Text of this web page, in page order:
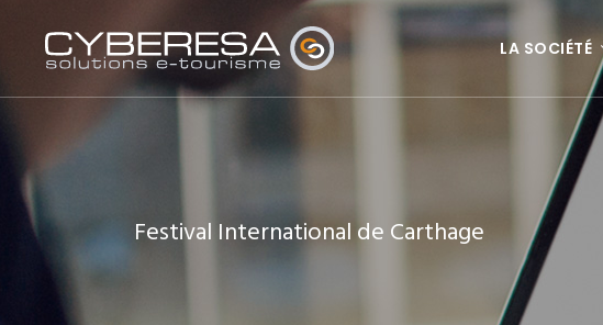
LA SOCIÉTÉ
Festival International de Carthage